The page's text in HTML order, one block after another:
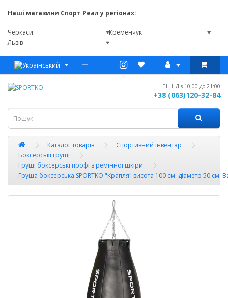
Наші магазини Спорт Реал у регіонах:
Черкаси
Кременчук
Львів
ПН-НД з 10:00 до 21:00
+38 (063)120-32-84
Каталог товарів
Спортивний інвентар
Боксерські груші
Груші боксерські профі з ремінної шкіри
Груша боксерська SPORTKO "Крапля" висота 100 см. діаметр 50 см.